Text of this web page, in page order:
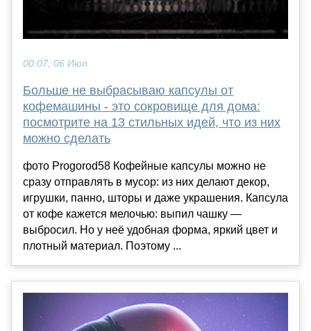
00:07, 06 Июл
Больше не выбрасываю капсулы от
кофемашины - это сокровище для дома:
посмотрите на 13 стильных идей, что из них
можно сделать
фото Progorod58 Кофейные капсулы можно не
сразу отправлять в мусор: из них делают декор,
игрушки, панно, шторы и даже украшения. Капсула
от кофе кажется мелочью: выпил чашку —
выбросил. Но у неё удобная форма, яркий цвет и
плотный материал. Поэтому ...